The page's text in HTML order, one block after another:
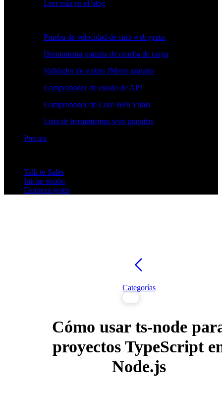
Leer más en el blog
Prueba de velocidad de sitio web gratis
Herramienta gratuita de prueba de carga
Validador de scripts JMeter gratuito
Comprobador de estado de API
Comprobador de Core Web Vitals
Lista de herramientas web gratuitas
Precios
Talk to Sales
Iniciar sesión
Empieza gratis
Categorías
Cómo usar ts-node
proyectos TypeScript
Node.js